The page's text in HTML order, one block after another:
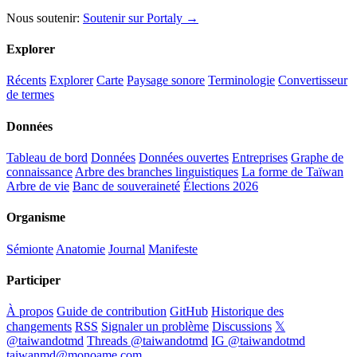
Nous soutenir: Soutenir sur Portaly →
Explorer
Récents Explorer Carte Paysage sonore Terminologie Convertisseur
de termes
Données
Tableau de bord Données Données ouvertes Entreprises Graphe de
connaissance Arbre des branches linguistiques La forme de Taïwan
Arbre de vie Banc de souveraineté Élections 2026
Organisme
Sémionte Anatomie Journal Manifeste
Participer
À propos Guide de contribution GitHub Historique des
changements RSS Signaler un problème Discussions 𝕏
@taiwandotmd Threads @taiwandotmd IG @taiwandotmd